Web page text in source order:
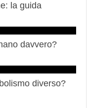
la guida
davvero?
diverso?